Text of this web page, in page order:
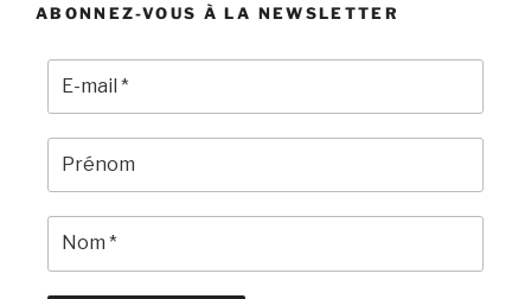
ABONNEZ-VOUS À LA NEWSLETTER